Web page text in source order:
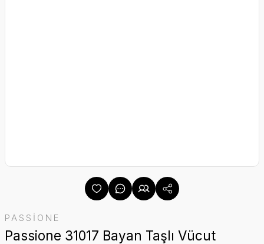
PASSİONE
Passione 31017 Bayan Taşlı Vücut